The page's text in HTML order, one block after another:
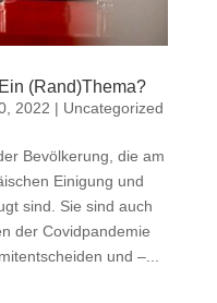
(Rand)Thema?
2022 | Uncategorized
Bevölkerung, die am
Einigung und
sind. Sie sind auch
der Covidpandemie
und –...